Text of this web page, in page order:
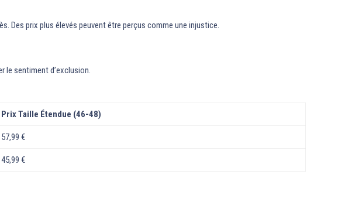
Des prix plus élevés peuvent être perçus comme une injustice.
le sentiment d’exclusion.
Prix Taille Étendue (46-48)
57,99 €
45,99 €